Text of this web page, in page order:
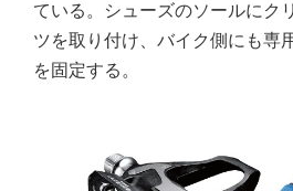
ている。シューズのソールにク
ツを取り付け、バイク側にも専
を固定する。